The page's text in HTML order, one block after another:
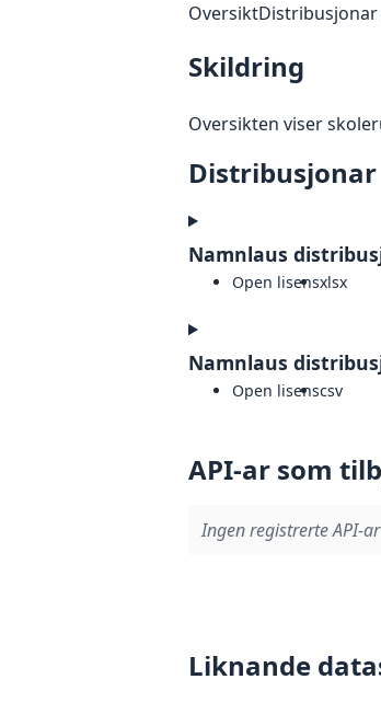
OversiktDistribusjonar
Skildring
Oversikten viser
Distribusjonar
Namnlaus
Open lisensxlsx
Namnlaus
Open lisenscsv
API-ar som
Ingen registrerte API-
Liknande